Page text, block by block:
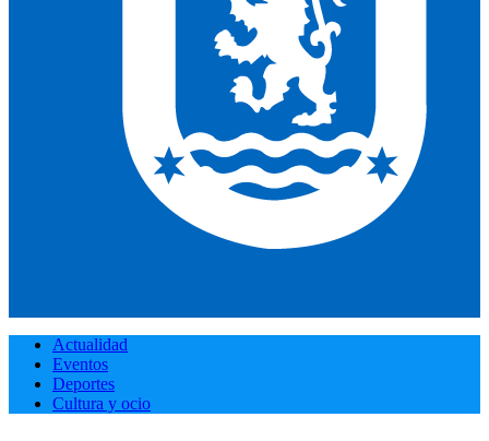
Actualidad
Eventos
Deportes
Cultura y ocio